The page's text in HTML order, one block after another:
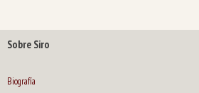
Sobre Siro
Biografía